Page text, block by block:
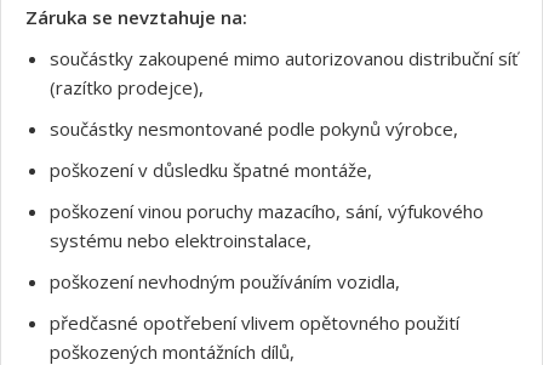
Záruka se nevztahuje na:
součástky zakoupené mimo autorizovanou distribuční síť
(razítko prodejce),
součástky nesmontované podle pokynů výrobce,
poškození v důsledku špatné montáže,
poškození vinou poruchy mazacího, sání, výfukového
systému nebo elektroinstalace,
poškození nevhodným používáním vozidla,
předčasné opotřebení vlivem opětovného použití
poškozených montážních dílů,